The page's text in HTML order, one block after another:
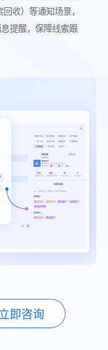
收）等通知场景，
提醒，保障线索跟
即咨询